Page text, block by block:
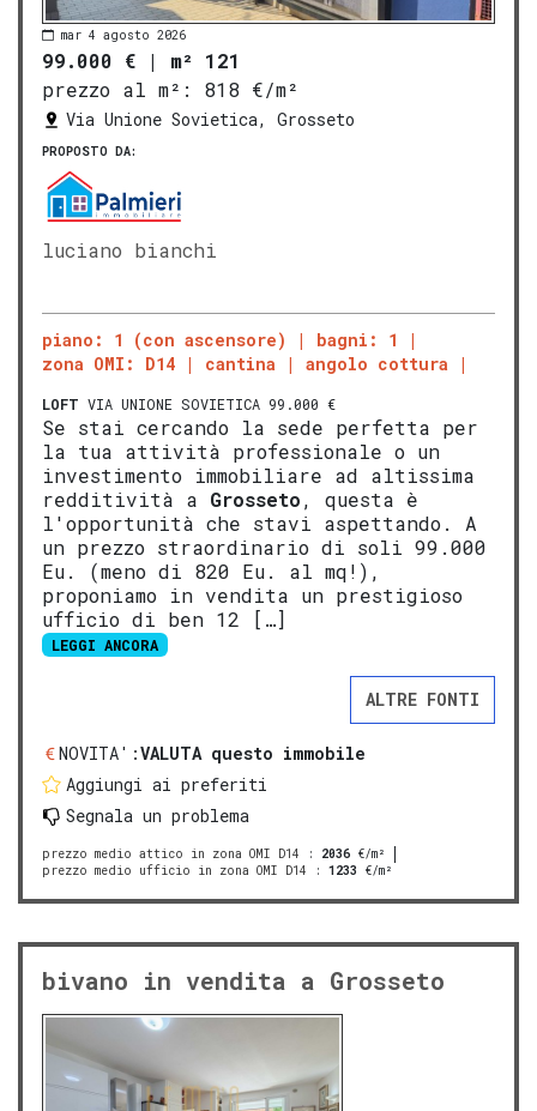
mar 4 agosto 2026
99.000 € | m² 121
prezzo al m²:
818 €/m²
Via Unione Sovietica, Grosseto
PROPOSTO DA:
luciano bianchi
piano: 1 (con ascensore)
bagni: 1
zona OMI: D14
cantina angolo cottura
LOFT VIA UNIONE SOVIETICA 99.000 €
Se stai cercando la sede perfetta per
la tua attività professionale o un
investimento immobiliare ad altissima
redditività a Grosseto, questa è
l'opportunità che stavi aspettando. A
un prezzo straordinario di soli 99.000
Eu. (meno di 820 Eu. al mq!),
proponiamo in vendita un prestigioso
ufficio di ben 12 […]
LEGGI ANCORA
ALTRE FONTI
NOVITA':VALUTA questo immobile
Aggiungi ai preferiti
Segnala un problema
prezzo medio attico in zona OMI D14 : 2036 €/m²
prezzo medio ufficio in zona OMI D14 : 1233 €/m²
bivano in vendita a Grosseto